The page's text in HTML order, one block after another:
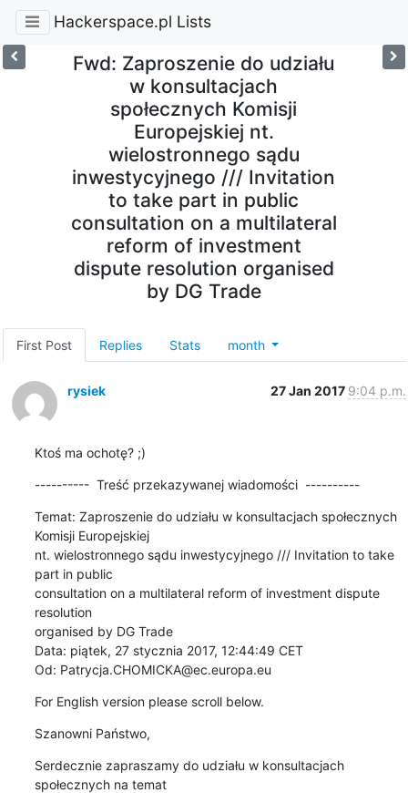
Hackerspace.pl Lists
Fwd: Zaproszenie do udziału
w konsultacjach
społecznych Komisji
Europejskiej nt.
wielostronnego sądu
inwestycyjnego /// Invitation
to take part in public
consultation on a multilateral
reform of investment
dispute resolution organised
by DG Trade
First Post Replies Stats month
rysiek 27 Jan 2017 9:04 p.m.
Ktoś ma ochotę? ;)
----------  Treść przekazywanej wiadomości  ----------
Temat: Zaproszenie do udziału w konsultacjach społecznych
Komisji Europejskiej
nt. wielostronnego sądu inwestycyjnego /// Invitation to take
part in public
consultation on a multilateral reform of investment dispute
resolution
organised by DG Trade
Data: piątek, 27 stycznia 2017, 12:44:49 CET
Od: Patrycja.CHOMICKA@ec.europa.eu
For English version please scroll below.
Szanowni Państwo,
Serdecznie zapraszamy do udziału w konsultacjach
społecznych na temat